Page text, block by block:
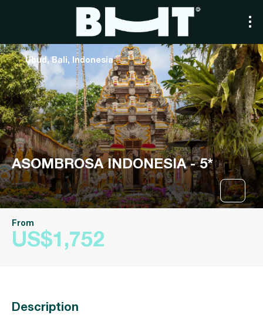
ASOMBROSA INDONESIA - 5*
Ubud, Bali, Indonesia
From
US$1,752
Description